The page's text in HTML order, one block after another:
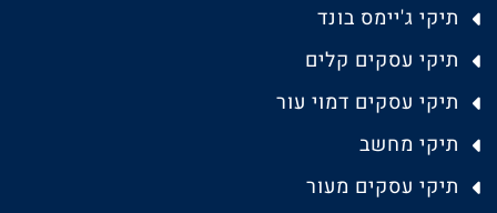
תיקי ג'יימס בונד
תיקי עסקים קלים
תיקי עסקים דמוי עור
תיקי מחשב
תיקי עסקים מעור